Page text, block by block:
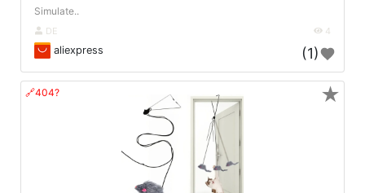
Simulate..
DE 4
aliexpress (1)
🔗404? ★